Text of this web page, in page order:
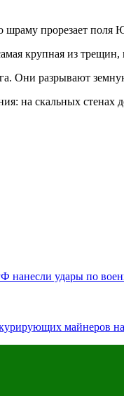
шраму прорезает поля
крупная из
Они разрывают
на скальных
удары по
майнеров